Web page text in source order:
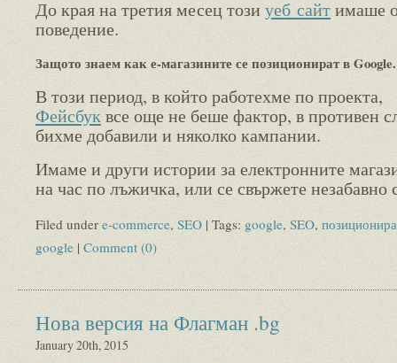
До края на третия месец този уеб сайтимаше
поведение.
Защото знаем как е-магазините се позиционират в Google.
В този период, в който работехме по проекта,
Фейсбуквсе още не беше фактор, в противен
бихме добавили и няколко кампании.
Имаме и други истории за електронните
на час по лъжичка, или се свържете незабавно
Filed under e-commerce, SEO | Tags: google, SEO,
google | Comment (0)
Нова версия на Флагман .bg
January 20th, 2015